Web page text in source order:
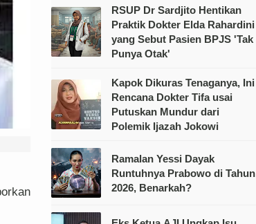
RSUP Dr Sardjito Hentikan
Praktik Dokter Elda Rahardini
yang Sebut Pasien BPJS 'Tak
Punya Otak'
Kapok Dikuras Tenaganya, Ini
Rencana Dokter Tifa usai
Putuskan Mundur dari
Polemik Ijazah Jokowi
Ramalan Yessi Dayak
Runtuhnya Prabowo di Tahun
2026, Benarkah?